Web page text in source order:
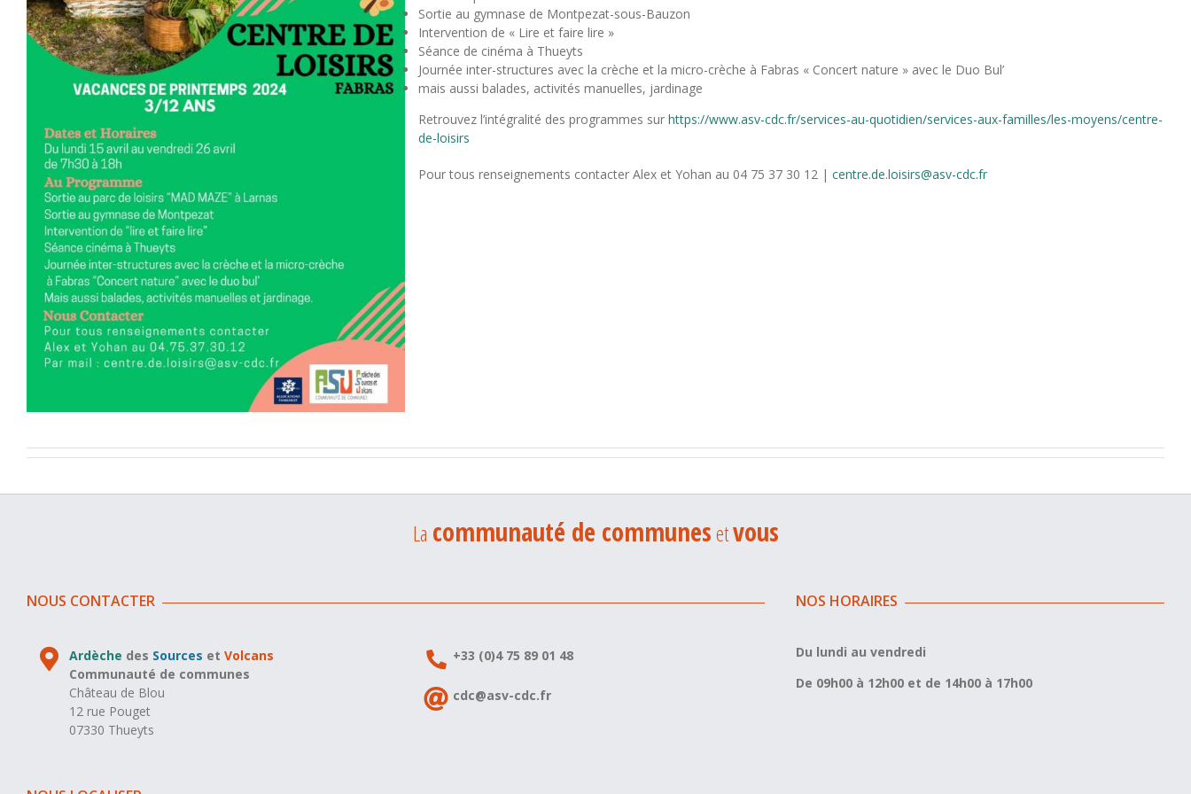
Sortie au gymnase de Montpezat-sous-Bauzon
Intervention de « Lire et faire lire »
Séance de cinéma à Thueyts
Journée inter-structures avec la crèche et la micro-crèche à Fabras « Concert nature » avec le Duo Bul’
mais aussi balades, activités manuelles, jardinage
Retrouvez l’intégralité des programmes sur https://www.asv-cdc.fr/services-au-quotidien/services-aux-familles/les-moyens/centre-
de-loisirs
Pour tous renseignements contacter Alex et Yohan au 04 75 37 30 12 | centre.de.loisirs@asv-cdc.fr
La communauté de communesetvous
NOUS CONTACTER
Ardèche des Sources etVolcans
Communauté de communes
Château de Blou
12 rue Pouget
07330 Thueyts
+33 (0)4 75 89 01 48
cdc@asv-cdc.fr
NOS HORAIRES
Du lundi au vendredi
De 09h00 à 12h00 et de 14h00 à 17h00